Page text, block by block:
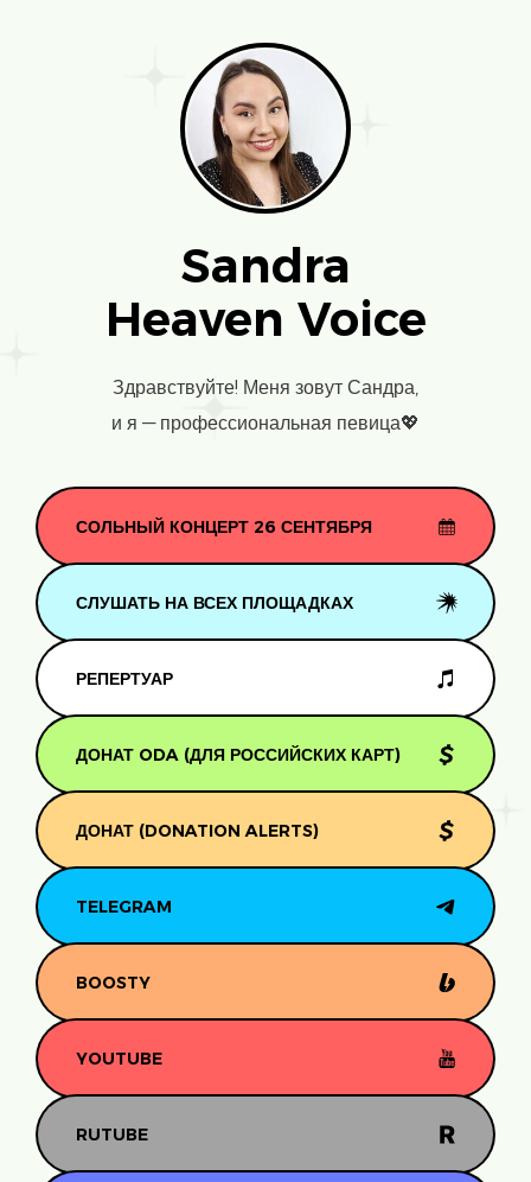
Sandra
Heaven Voice
Здравствуйте! Меня зовут Сандра,
и я — профессиональная певица💖
СОЛЬНЫЙ КОНЦЕРТ 26 СЕНТЯБРЯ
СЛУШАТЬ НА ВСЕХ ПЛОЩАДКАХ
РЕПЕРТУАР
ДОНАТ ODA (ДЛЯ РОССИЙСКИХ КАРТ)
ДОНАТ (DONATION ALERTS)
TELEGRAM
BOOSTY
YOUTUBE
RUTUBE